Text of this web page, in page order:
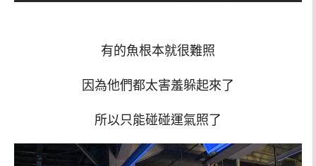
有的魚根本就很難照
因為他們都太害羞躲起來了
所以只能碰碰運氣照了